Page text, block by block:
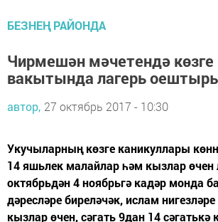
БЕЗНЕҢ РАЙОНДА
Чирмешән мәчетендә көзге
вакытында лагерь
автор, 27 октябрь 2017 - 10:30
Укучыларның көзге каникуллары
14 яшьлек малайлар һәм кызлар
октябрьдән 4 ноябрьгә кадәр монда
дәресләре биреләчәк, ислам
кызлар өчен, сәгать 9дан 14